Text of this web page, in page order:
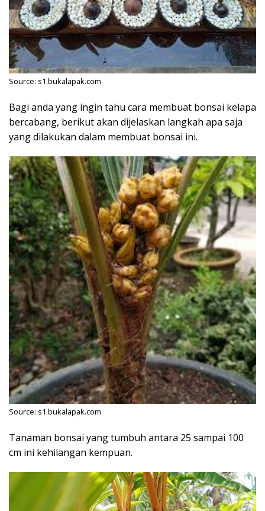
Source: s1.bukalapak.com
Bagi anda yang ingin tahu cara membuat bonsai kelapa
bercabang, berikut akan dijelaskan langkah apa saja
yang dilakukan dalam membuat bonsai ini.
Source: s1.bukalapak.com
Tanaman bonsai yang tumbuh antara 25 sampai 100
cm ini kehilangan kempuan.